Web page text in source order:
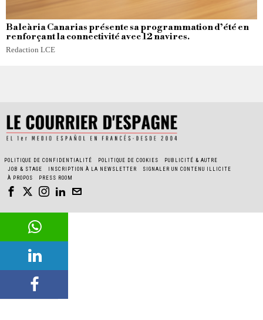
Baleària Canarias présente sa programmation d’été en
renforçant la connectivité avec 12 navires.
Redaction LCE
POLITIQUE DE CONFIDENTIALITÉ POLITIQUE DE COOKIES
PUBLICITÉ & AUTRE
JOB & STAGE
INSCRIPTION À LA NEWSLETTER
SIGNALER UN CONTENU ILLICITE
À PROPOS
PRESS ROOM